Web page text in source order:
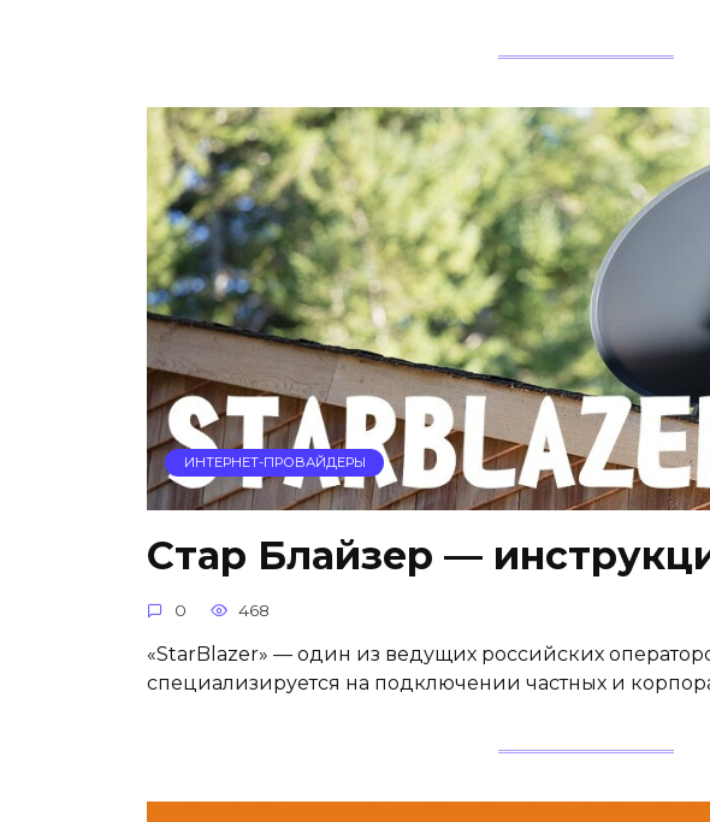
ИНТЕРНЕТ-ПРОВАЙДЕРЫ
Стар Блайзер —
0 468
«StarBlazer» — один из ведущих российских
специализируется на подключении частных и